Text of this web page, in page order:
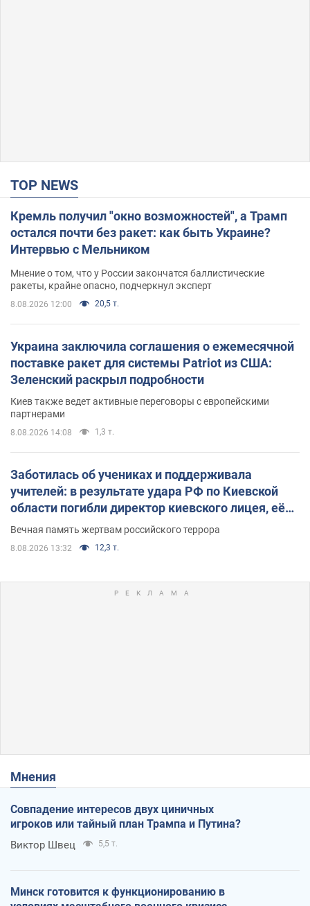
TOP NEWS
Кремль получил "окно возможностей", а Трамп
остался почти без ракет: как быть Украине?
Интервью с Мельником
Мнение о том, что у России закончатся баллистические
ракеты, крайне опасно, подчеркнул эксперт
8.08.2026 12:00 20,5 т.
Украина заключила соглашения о ежемесячной
поставке ракет для системы Patriot из США:
Зеленский раскрыл подробности
Киев также ведет активные переговоры с европейскими
партнерами
8.08.2026 14:08 1,3 т.
Заботилась об учениках и поддерживала
учителей: в результате удара РФ по Киевской
области погибли директор киевского лицея, её
муж и внук
Вечная память жертвам российского террора
8.08.2026 13:32 12,3 т.
Мнения
Совпадение интересов двух циничных
игроков или тайный план Трампа и Путина?
Виктор Швец 5,5 т.
Минск готовится к функционированию в